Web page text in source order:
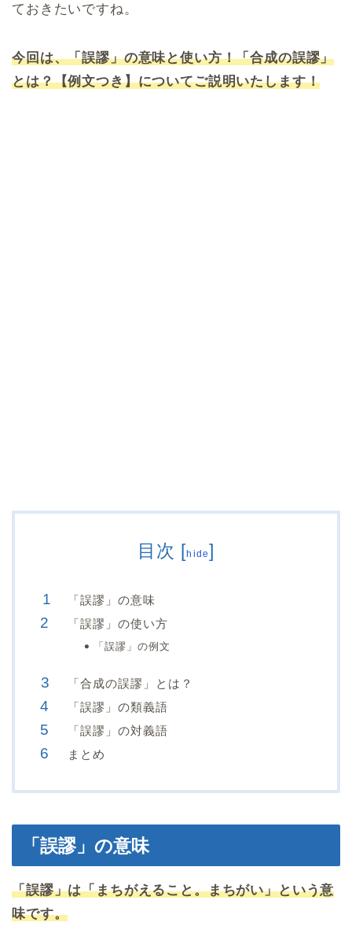
ておきたいですね。
今回は、「誤謬」の意味と使い方！「合成の誤謬」
とは？【例文つき】についてご説明いたします！
目次 [hide]
「誤謬」の意味
「誤謬」の使い方
「誤謬」の例文
「合成の誤謬」とは？
「誤謬」の類義語
「誤謬」の対義語
まとめ
「誤謬」の意味
「誤謬」は「まちがえること。まちがい」という意
味です。